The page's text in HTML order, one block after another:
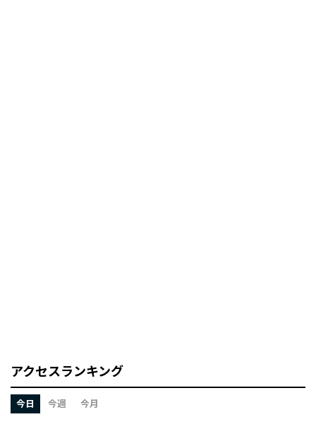
アクセスランキング
今日 今週 今月